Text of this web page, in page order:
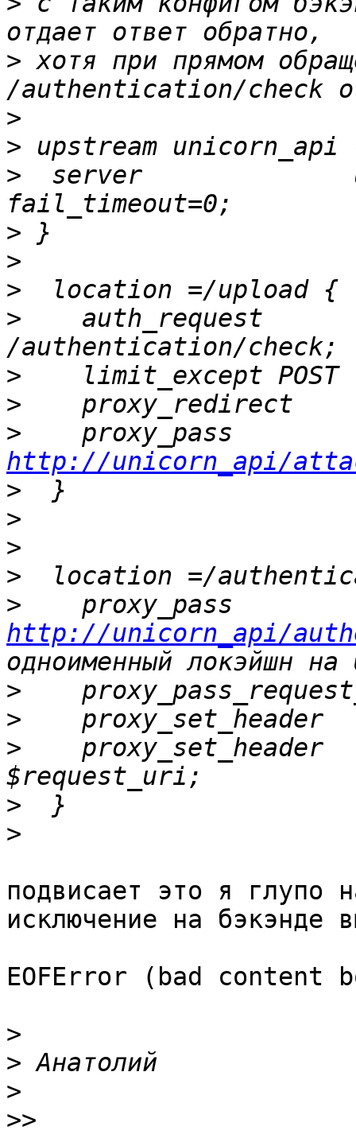
> хотя при прямом
>
>
>
server
>
>
>
>
    auth_request
>
>
>
http://unicorn_api/
>
>
>
>
>
http://unicorn_api/
>
>
>
proxy_set_header
>
>
подвисает это я глупо
исключение на бэкэнде
EOFError (bad content
>
>
>
>>